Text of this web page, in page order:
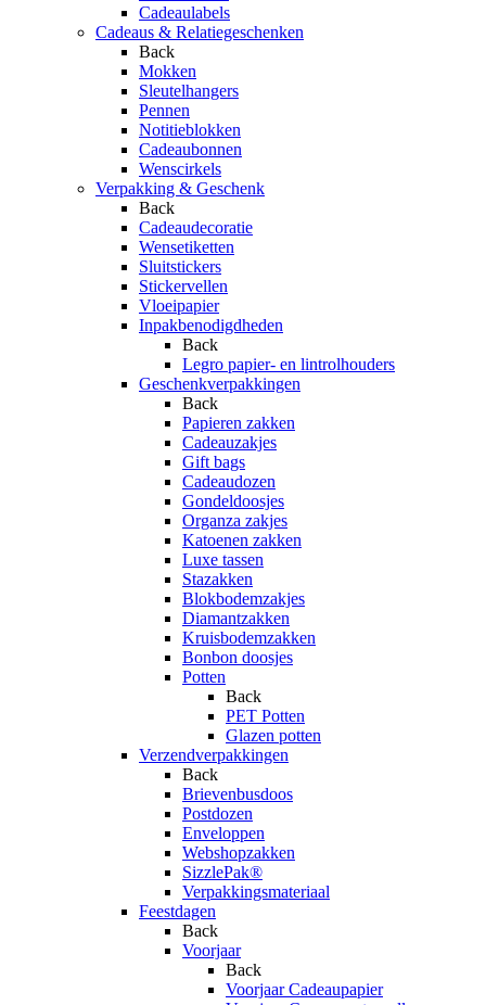
Cadeaulabels
Cadeaus & Relatiegeschenken
Back
Mokken
Sleutelhangers
Pennen
Notitieblokken
Cadeaubonnen
Wenscirkels
Verpakking & Geschenk
Back
Cadeaudecoratie
Wensetiketten
Sluitstickers
Stickervellen
Vloeipapier
Inpakbenodigdheden
Back
Legro papier- en lintrolhouders
Geschenkverpakkingen
Back
Papieren zakken
Cadeauzakjes
Gift bags
Cadeaudozen
Gondeldoosjes
Organza zakjes
Katoenen zakken
Luxe tassen
Stazakken
Blokbodemzakjes
Diamantzakken
Kruisbodemzakken
Bonbon doosjes
Potten
Back
PET Potten
Glazen potten
Verzendverpakkingen
Back
Brievenbusdoos
Postdozen
Enveloppen
Webshopzakken
SizzlePak®
Verpakkingsmateriaal
Feestdagen
Back
Voorjaar
Back
Voorjaar Cadeaupapier